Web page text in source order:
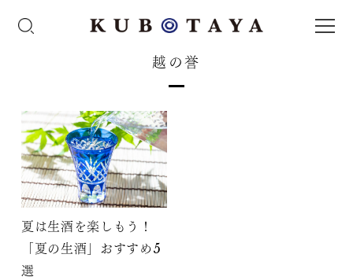
越の誉
夏は生酒を楽しもう！
「夏の生酒」おすすめ5
選